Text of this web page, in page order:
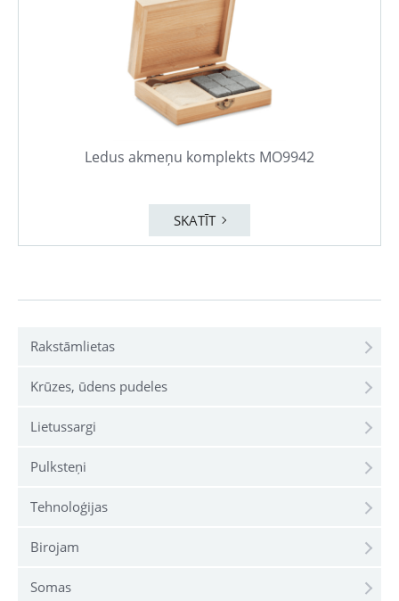
Rakstāmlietas
Krūzes, ūdens pudeles
Lietussargi
Pulksteņi
Tehnoloģijas
Birojam
Somas
Ledus akmeņu komplekts MO9942
SKATĪT